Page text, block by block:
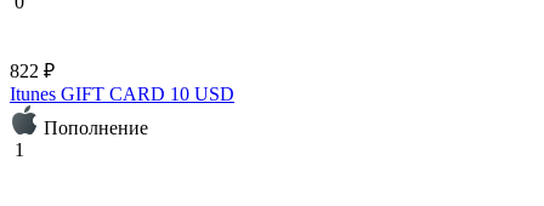
822 ₽
Itunes GIFT CARD 10 USD
Пополнение
1